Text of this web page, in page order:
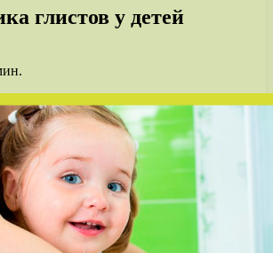
глистов у детей